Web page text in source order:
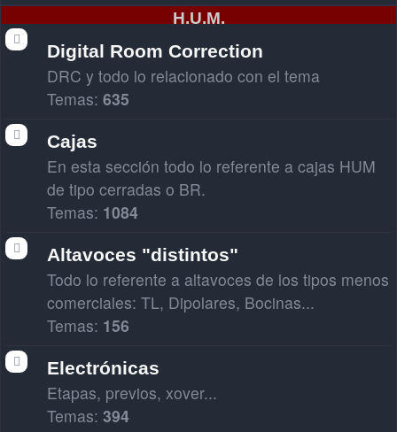
H.U.M.
Digital Room Correction
DRC y todo lo relacionado con el tema
Temas: 635
Cajas
En esta sección todo lo referente a cajas HUM
de tipo cerradas o BR.
Temas: 1084
Altavoces "distintos"
Todo lo referente a altavoces de los tipos menos
comerciales: TL, Dipolares, Bocinas...
Temas: 156
Electrónicas
Etapas, previos, xover...
Temas: 394